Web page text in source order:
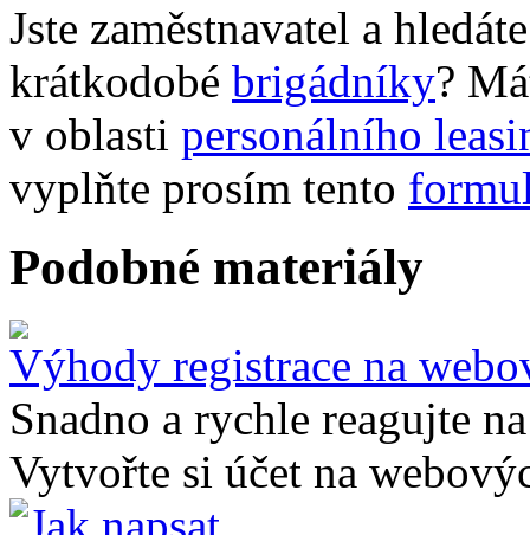
Jste zaměstnavatel a
krátkodobé brigádníky?
v oblasti personálního
vyplňte prosím tento
Podobné materiály
Výhody registrace na
Snadno a rychle reagujte
Vytvořte si účet na